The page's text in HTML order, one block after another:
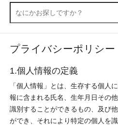
プライバシーポリシー
1.個人情報の定義
「個人情報」とは、生存する個人
報に含まれる氏名、生年月日その
識別することができるもの、及び
ができ、それにより特定の個人を